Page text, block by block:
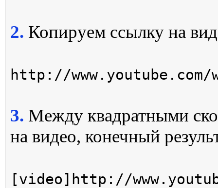
2. Копируем ссылку на
http://www.youtube.com/
3. Между квадратными
на видео, конечный
[video]http://